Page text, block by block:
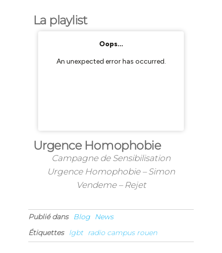
La playlist
Urgence Homophobie
Campagne de Sensibilisation
Urgence Homophobie – Simon
Vendeme – Rejet
Publié dans Blog News
Étiquettes
lgbt radio campus rouen